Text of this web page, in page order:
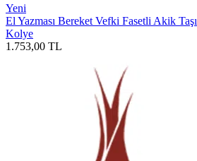
Yeni
El Yazması Bereket Vefki Fasetli Akik Taşı
Kolye
1.753,00 TL